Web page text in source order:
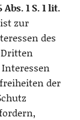
1 S. 1 lit.
zur
des
der